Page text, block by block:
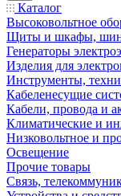
Каталог
Высоковольтное
Щиты и шкафы,
Генераторы
Изделия для
Инструменты,
Кабеленесущие
Кабели, провода и
Климатические и
Низковольтное и
Освещение
Прочие товары
Связь,